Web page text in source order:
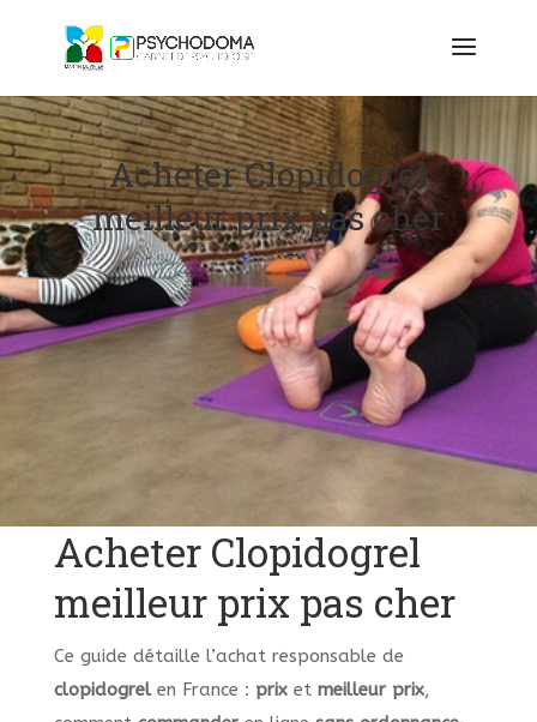
Acheter Clopidogrel
meilleur prix pas cher
Acheter Clopidogrel
meilleur prix pas cher
Ce guide détaille l’achat responsable de
clopidogrelen France : prixet meilleur prix,